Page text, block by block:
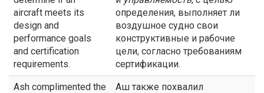
aircraft meets its
design and
performance goals
and certification
requirements.
определения, выполняет ли
воздушное судно свои
конструктивные и рабочие
цели, согласно требованиям
сертификации.
Ash complimented the
Аш также похвалил